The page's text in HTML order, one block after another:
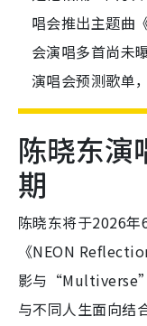
唱会推出主题曲
会演唱多首尚未
演唱会预测歌单
陈晓东演
期
陈晓东将于2026
《NEON
影与“Multiverse”
与不同人生面向结